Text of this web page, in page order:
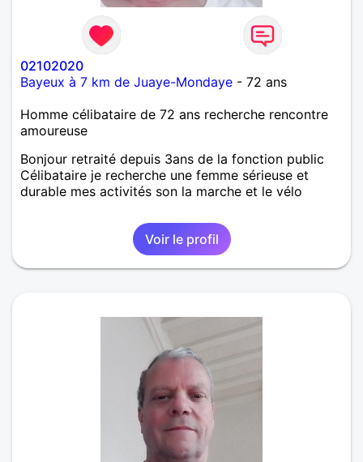
02102020
Bayeux à 7 km de Juaye-Mondaye - 72 ans
Homme célibataire de 72 ans recherche rencontre
amoureuse
Bonjour retraité depuis 3ans de la fonction public
Célibataire je recherche une femme sérieuse et
durable mes activités son la marche et le vélo
Voir le profil